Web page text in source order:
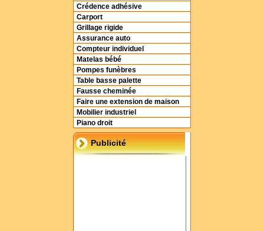
Crédence adhésive
Carport
Grillage rigide
Assurance auto
Compteur individuel
Matelas bébé
Pompes funèbres
Table basse palette
Fausse cheminée
Faire une extension de maison
Mobilier industriel
Piano droit
Publicité